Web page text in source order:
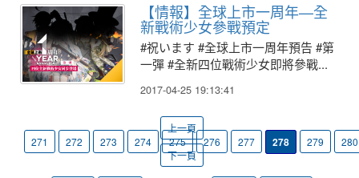
【情報】全球上市一周年—全
新戰術少女參戰預定
#祝います #全球上市一周年預告 #第
一彈 #全新四位戰術少女即將參戰...
2017-04-25 19:13:41
上一頁
271
272 273 274 275 276 277 278 279
280
下一頁